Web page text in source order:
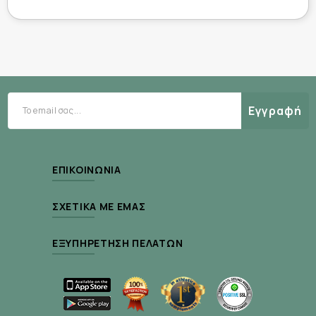
Εκχύλισμα Ιπποφαούς 50%
Το ιπποφαές είναι γνωστό για την υψηλή
περιεκτικότητά του σε βιταμίνες, αντιοξειδωτικά
και λιπαρά οξέα. Βοηθά στην ενυδάτωση,
αντιφλεγμονώδη δράση.
Η νιασιναμίδη (βιταμίνη Β3) είναι ένα ευέλικτο
επιδερμικού φραγμού, βελτιώνει την εμφάνιση
ενώ παράλληλα μειώνει τις λεπτές γραμμές. Η
συγκέντρωση 5%, την καθιστά ωφέλιμη ακόμα
Εγγραφή
ΕΠΙΚΟΙΝΩΝΊΑ
ΣΧΕΤΙΚΆ ΜΕ ΕΜΆΣ
ΕΞΥΠΗΡΈΤΗΣΗ ΠΕΛΑΤΏΝ